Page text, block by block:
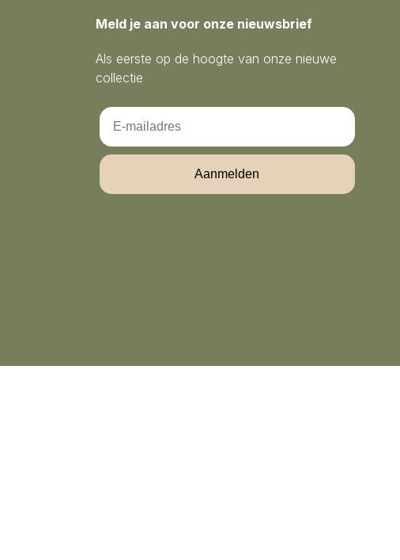
Meld je aan voor onze nieuwsbrief
Als eerste op de hoogte van onze nieuwe
collectie
Email
Aanmelden